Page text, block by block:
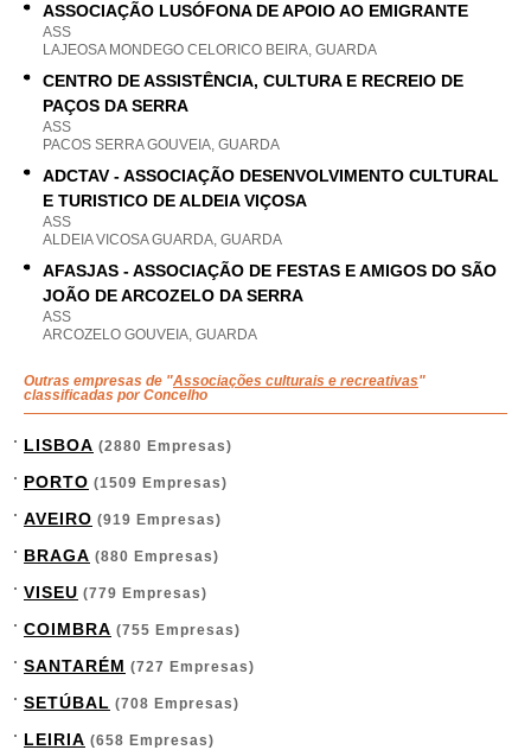
ASSOCIAÇÃO LUSÓFONA DE APOIO AO EMIGRANTE
ASS
LAJEOSA MONDEGO CELORICO BEIRA, GUARDA
CENTRO DE ASSISTÊNCIA, CULTURA E RECREIO DE
PAÇOS DA SERRA
ASS
PACOS SERRA GOUVEIA, GUARDA
ADCTAV - ASSOCIAÇÃO DESENVOLVIMENTO CULTURAL
E TURISTICO DE ALDEIA VIÇOSA
ASS
ALDEIA VICOSA GUARDA, GUARDA
AFASJAS - ASSOCIAÇÃO DE FESTAS E AMIGOS DO SÃO
JOÃO DE ARCOZELO DA SERRA
ASS
ARCOZELO GOUVEIA, GUARDA
Outras empresas de "Associações culturais e recreativas"
classificadas por Concelho
LISBOA (2880 Empresas)
PORTO (1509 Empresas)
AVEIRO (919 Empresas)
BRAGA (880 Empresas)
VISEU (779 Empresas)
COIMBRA (755 Empresas)
SANTARÉM (727 Empresas)
SETÚBAL (708 Empresas)
LEIRIA (658 Empresas)